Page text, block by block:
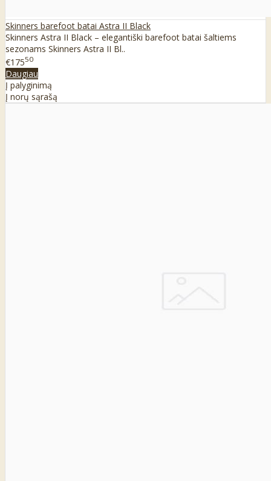
Skinners barefoot batai Astra II Black
Skinners Astra II Black – elegantiški barefoot batai šaltiems
sezonams Skinners Astra II Bl..
€17550
Daugiau
Į palyginimą
Į norų sąrašą